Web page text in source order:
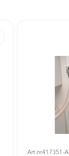
Art.nr417351-A